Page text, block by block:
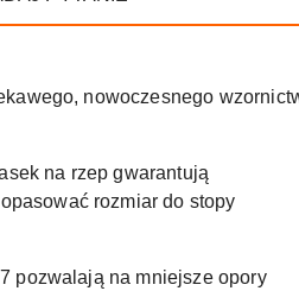
nowoczesnego
na rzep gwarantują
rozmiar do stopy
pozwalają na mniejsze opory